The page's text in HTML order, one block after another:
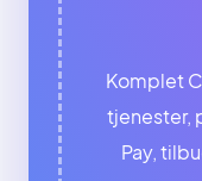
Komplet
tjenester,
Pay,